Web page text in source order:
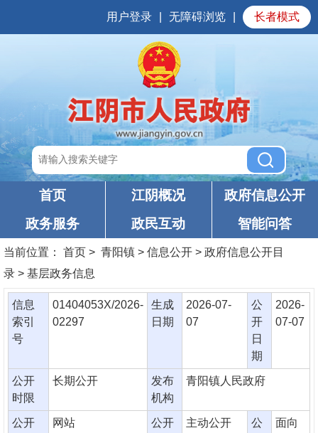
用户登录 无障碍浏览 长者模式
首页 江阴概况
政府信息公开
政务服务
政民互动 智能问答
当前位置： 首页 > 青阳镇 > 信息公开 > 政府信息公开目
录 > 基层政务信息
信息
索引
号
01404053X/2026-
02297
生成
日期
2026-07-
07
公
开
日
期
2026-
07-07
公开
时限
长期公开
发布
机构
青阳镇人民政府
公开
网站
公开
主动公开
公
面向